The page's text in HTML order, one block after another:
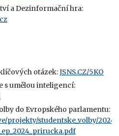
a Dezinformační hra:
otázek:JSNS.CZ/5KO
s umělou inteligencí:
do Evropského parlamentu:
projekty/studentske_volby/2024_